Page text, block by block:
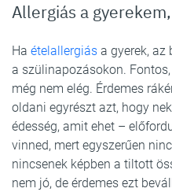
Allergiás a
Ha ételallergiás a gyerek,
a szülinapozásokon.
még nem elég. Érdemes
oldani egyrészt azt, hogy
édesség, amit ehet –
vinned, mert egyszerűen
nincsenek képben a tiltott
nem jó, de érdemes ezt